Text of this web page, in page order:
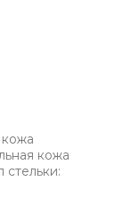
кожа
кожа